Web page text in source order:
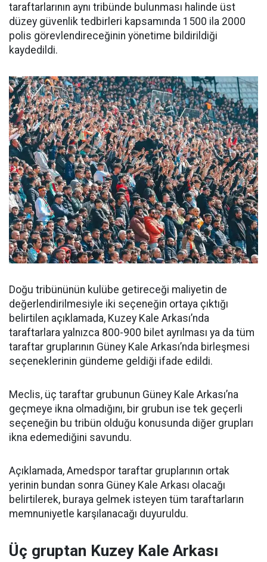
taraftarlarının aynı tribünde bulunması halinde üst
düzey güvenlik tedbirleri kapsamında 1500 ila 2000
polis görevlendireceğinin yönetime bildirildiği
kaydedildi.
Doğu tribününün kulübe getireceği maliyetin de
değerlendirilmesiyle iki seçeneğin ortaya çıktığı
belirtilen açıklamada, Kuzey Kale Arkası’nda
taraftarlara yalnızca 800-900 bilet ayrılması ya da tüm
taraftar gruplarının Güney Kale Arkası’nda birleşmesi
seçeneklerinin gündeme geldiği ifade edildi.
Meclis, üç taraftar grubunun Güney Kale Arkası’na
geçmeye ikna olmadığını, bir grubun ise tek geçerli
seçeneğin bu tribün olduğu konusunda diğer grupları
ikna edemediğini savundu.
Açıklamada, Amedspor taraftar gruplarının ortak
yerinin bundan sonra Güney Kale Arkası olacağı
belirtilerek, buraya gelmek isteyen tüm taraftarların
memnuniyetle karşılanacağı duyuruldu.
Üç gruptan Kuzey Kale Arkası